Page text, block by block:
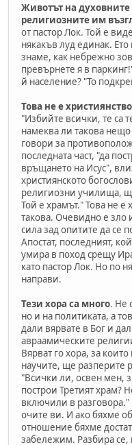
Животът на
религиозните им
от пастор Лок. Той е
някакъв луд единак. Ето
знаме, как небрежно
превърнете я в
й население? "То
Това не е
"Избийте всички, те са
намеква ли такова
говори за
последната част, "да
връщането на Исус",
християнското
религиозни училища,
Той е храмът." Това не е
такова. Очевидно е зло
сила зад опитите да се
Апостат, последният,
умира в поход срещу
като пастор Лок. Но по
направи.
Тези хора са много. Не
но и на политиката, а
дали вярвате в Бог и
авраамическите
Вярват го хора, за
научите, ще разперите
"Всички ли, освен мен,
построи Третият храм?
включили в разговора."
очите ви. И ако бяхме
отношение бяхме
забележим. Разбира се,